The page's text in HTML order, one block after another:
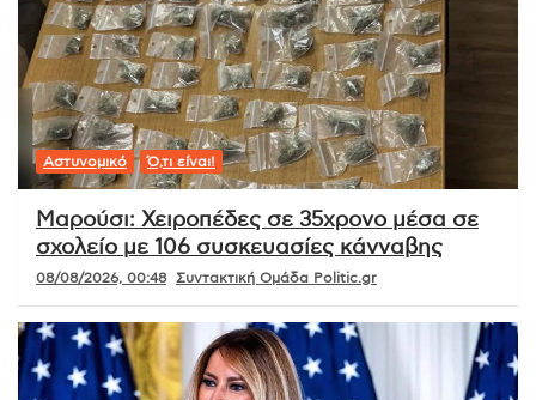
Αστυνομικό Ό,τι είναι!
Μαρούσι: Χειροπέδες σε 35χρονο μέσα σε
σχολείο με 106 συσκευασίες κάνναβης
08/08/2026, 00:48 Συντακτική Ομάδα Politic.gr